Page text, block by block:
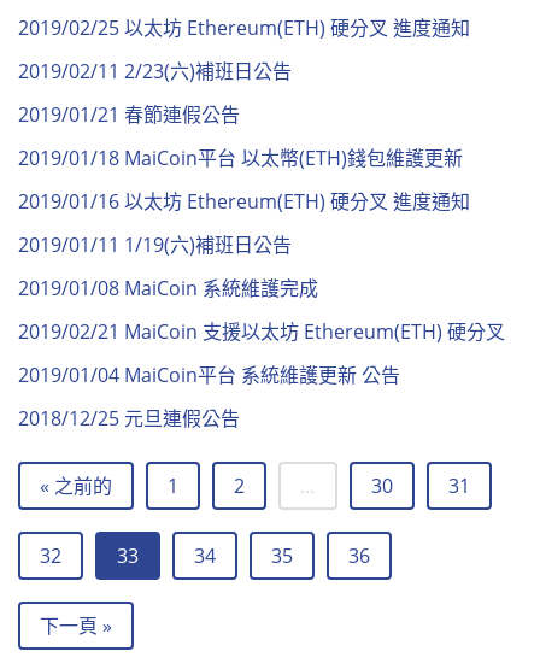
2019/02/25 以太坊 Ethereum(ETH) 硬分叉 進度通知
2019/02/11 2/23(六)補班日公告
2019/01/21 春節連假公告
2019/01/18 MaiCoin平台 以太幣(ETH)錢包維護更新
2019/01/16 以太坊 Ethereum(ETH) 硬分叉 進度通知
2019/01/11 1/19(六)補班日公告
2019/01/08 MaiCoin 系統維護完成
2019/02/21 MaiCoin 支援以太坊 Ethereum(ETH) 硬分叉
2019/01/04 MaiCoin平台 系統維護更新 公告
2018/12/25 元旦連假公告
« 之前的 1 2 … 30 31
32 33 34 35 36
下一頁 »